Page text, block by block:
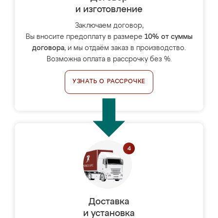
и изготовление
Заключаем договор,
Вы вносите предоплату в размере 10% от суммы
договора, и мы отдаём заказ в производство.
Возможна оплата в рассрочку без %.
УЗНАТЬ О РАССРОЧКЕ
Доставка
и установка